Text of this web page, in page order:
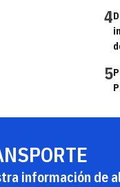
4
5
información de